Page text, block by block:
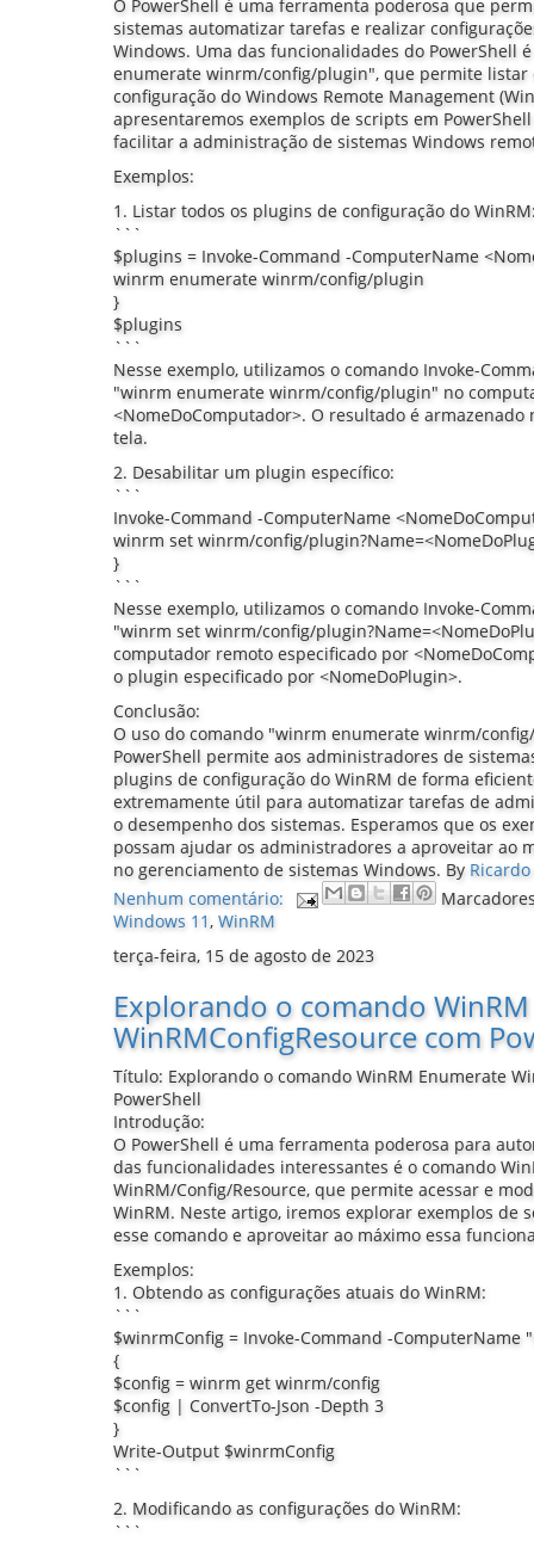
O PowerShell é uma ferramenta poderosa que
sistemas automatizar tarefas e realizar
Windows. Uma das funcionalidades do PowerShell
enumerate winrm/config/plugin", que permite listar
configuração do Windows Remote Management
apresentaremos exemplos de scripts em
facilitar a administração de sistemas Windows
Exemplos:
1. Listar todos os plugins de configuração do
```
$plugins = Invoke-Command -ComputerName
winrm enumerate winrm/config/plugin
}
$plugins
```
Nesse exemplo, utilizamos o comando Invoke-
"winrm enumerate winrm/config/plugin" no
<NomeDoComputador>. O resultado é
tela.
2. Desabilitar um plugin específico:
```
Invoke-Command -ComputerName
winrm set winrm/config/
}
```
Nesse exemplo, utilizamos o comando Invoke-
"winrm set winrm/config/
computador remoto especificado por
o plugin especificado por <NomeDoPlugin>.
Conclusão:
O uso do comando "winrm enumerate winrm/
PowerShell permite aos administradores de
plugins de configuração do WinRM de forma
extremamente útil para automatizar tarefas de
o desempenho dos sistemas. Esperamos que os
possam ajudar os administradores a aproveitar ao
no gerenciamento de sistemas Windows. By
Nenhum comentário:
Windows 11, WinRM
terça-feira, 15 de agosto de 2023
Explorando o comando
WinRMConfigResource com
Título: Explorando o comando WinRM Enumerate
PowerShell
Introdução:
O PowerShell é uma ferramenta poderosa para
das funcionalidades interessantes é o comando
WinRM/Config/Resource, que permite acessar e
WinRM. Neste artigo, iremos explorar exemplos de
esse comando e aproveitar ao máximo essa
Exemplos:
1. Obtendo as configurações atuais do WinRM:
```
$winrmConfig = Invoke-Command -ComputerName
{
$config = winrm get winrm/config
$config | ConvertTo-Json -Depth 3
}
Write-Output $winrmConfig
```
2. Modificando as configurações do WinRM:
```